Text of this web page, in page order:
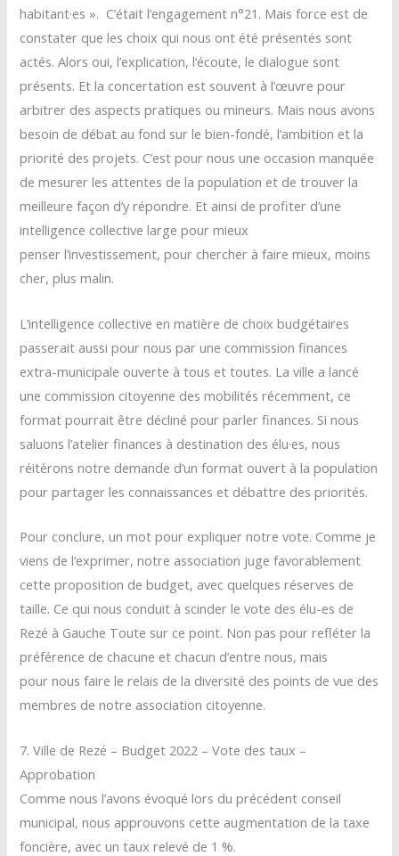
habitant·es ». C’était l’engagement n°21. Mais force est de
constater que les choix qui nous ont été présentés sont
actés. Alors oui, l’explication, l’écoute, le dialogue sont
présents. Et la concertation est souvent à l’œuvre pour
arbitrer des aspects pratiques ou mineurs. Mais nous avons
besoin de débat au fond sur le bien-fondé, l’ambition et la
priorité des projets. C’est pour nous une occasion manquée
de mesurer les attentes de la population et de trouver la
meilleure façon d’y répondre. Et ainsi de profiter d’une
intelligence collective large pour mieux
penser l’investissement, pour chercher à faire mieux, moins
cher, plus malin.
L’intelligence collective en matière de choix budgétaires
passerait aussi pour nous par une commission finances
extra-municipale ouverte à tous et toutes. La ville a lancé
une commission citoyenne des mobilités récemment, ce
format pourrait être décliné pour parler finances. Si nous
saluons l’atelier finances à destination des élu·es, nous
réitérons notre demande d’un format ouvert à la population
pour partager les connaissances et débattre des priorités.
Pour conclure, un mot pour expliquer notre vote. Comme je
viens de l’exprimer, notre association juge favorablement
cette proposition de budget, avec quelques réserves de
taille. Ce qui nous conduit à scinder le vote des élu-es de
Rezé à Gauche Toute sur ce point. Non pas pour refléter la
préférence de chacune et chacun d’entre nous, mais
pour nous faire le relais de la diversité des points de vue des
membres de notre association citoyenne.
7. Ville de Rezé – Budget 2022 – Vote des taux –
Approbation
Comme nous l’avons évoqué lors du précédent conseil
municipal, nous approuvons cette augmentation de la taxe
foncière, avec un taux relevé de 1 %.